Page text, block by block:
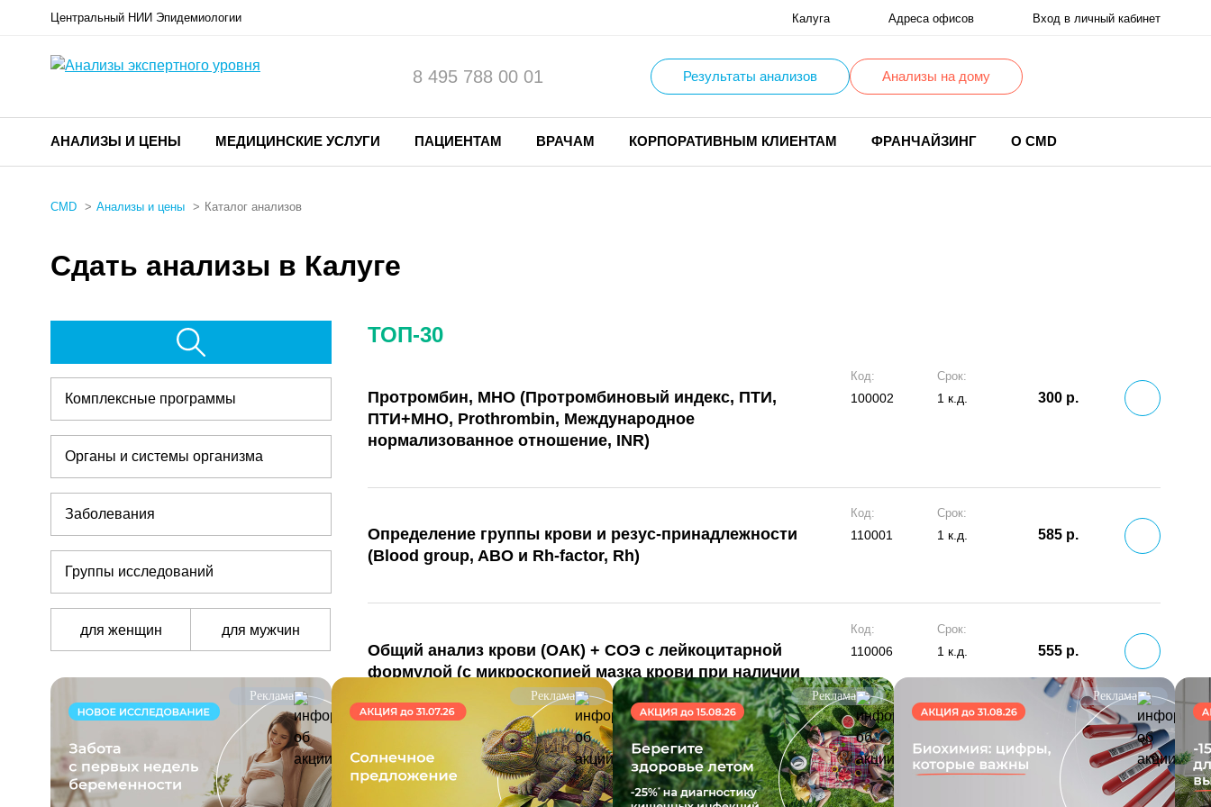
Центральный НИИ Эпидемиологии Калуга Адреса офисов Вход в личный кабинет
8 495 788 00 01 Результаты анализов Анализы на дому
АНАЛИЗЫ И ЦЕНЫ МЕДИЦИНСКИЕ УСЛУГИ ПАЦИЕНТАМ ВРАЧАМ КОРПОРАТИВНЫМ КЛИЕНТАМ ФРАНЧАЙЗИНГ О CMD
CMD Анализы и цены Каталог анализов
Сдать анализы в Калуге
Комплексные программы
Органы и системы организма
Заболевания
Группы исследований
для женщин для мужчин
Реклама Реклама Реклама Реклама
ТОП-30
Протромбин, МНО (Протромбиновый индекс, ПТИ,
ПТИ+МНО, Prothrombin, Международное
нормализованное отношение, INR)
Код:
100002
Срок:
1 к.д. 300 р.
Определение группы крови и резус-принадлежности
(Blood group, ABO и Rh-factor, Rh)
Код:
110001
Срок:
1 к.д. 585 р.
Общий анализ крови (ОАК) + СОЭ с лейкоцитарной
формулой (с микроскопией мазка крови при наличии
патологических сдвигов), венозная кровь
Код:
110006
Срок:
1 к.д. 555 р.
Общий анализ мочи (Urine test) с микроскопией осадка
Код:
110101
Срок:
335 р.